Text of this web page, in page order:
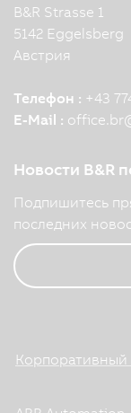
B&R Strasse 1
5142 Eggelsberg
Австрия
Телефон : +43
E-Mail : office.br
Новости B&R
Подпишитесь
последних
Корпоративный